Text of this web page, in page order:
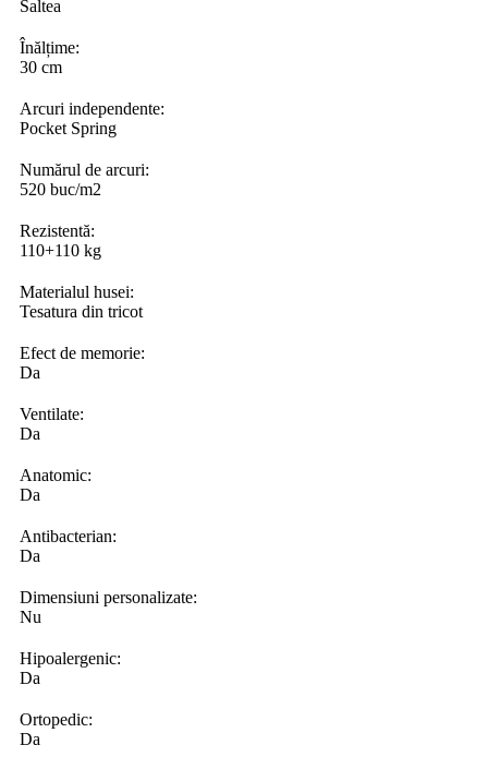
Saltea
Înălțime:
30 cm
Arcuri independente:
Pocket Spring
Numărul de arcuri:
520 buc/m2
Rezistentă:
110+110 kg
Materialul husei:
Tesatura din tricot
Efect de memorie:
Da
Ventilate:
Da
Anatomic:
Da
Antibacterian:
Da
Dimensiuni personalizate:
Nu
Hipoalergenic:
Da
Ortopedic:
Da